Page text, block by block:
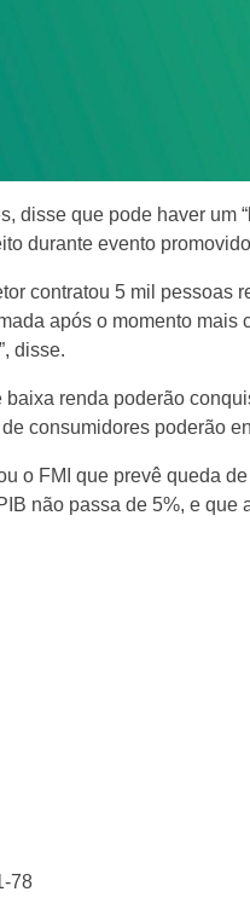
disse que pode haver um
durante evento
contratou 5 mil pessoas
após o momento mais
disse.
renda poderão
consumidores poderão
o FMI que prevê queda
não passa de 5%, e que
78